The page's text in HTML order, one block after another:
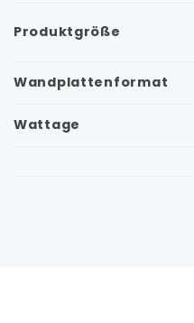
Produktgröße
Wandplattenformat
Wattage